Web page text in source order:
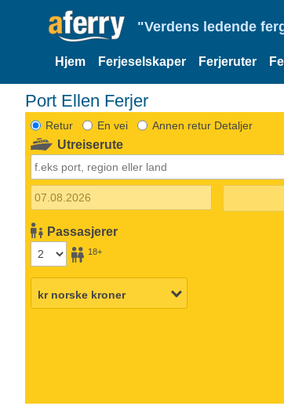
"Verdens ledende
Hjem Ferjeselskaper Ferjeruter
Port Ellen Ferjer
Retur En vei Annen retur Detaljer
Utreiserute
Passasjerer
18+